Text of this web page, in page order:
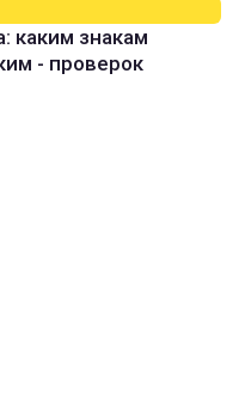
каким знакам
- проверок